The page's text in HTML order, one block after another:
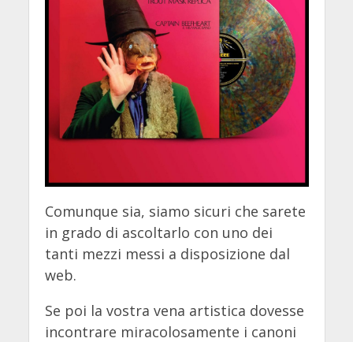
Comunque sia, siamo sicuri che sarete
in grado di ascoltarlo con uno dei
tanti mezzi messi a disposizione dal
web.
Se poi la vostra vena artistica dovesse
incontrare miracolosamente i canoni